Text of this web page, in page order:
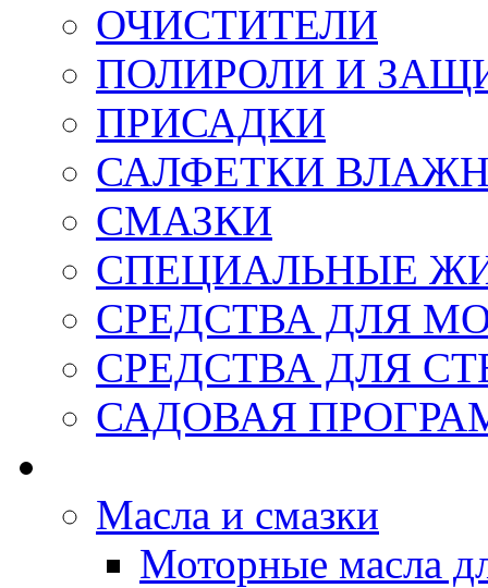
ОЧИСТИТЕЛИ
ПОЛИРОЛИ И
ПРИСАДКИ
САЛФЕТКИ
СМАЗКИ
СПЕЦИАЛЬНЫЕ
СРЕДСТВА ДЛЯ
СРЕДСТВА ДЛЯ
САДОВАЯ
Масла и смазки
Моторные масла